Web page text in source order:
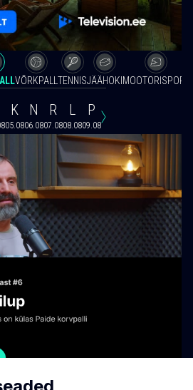
VÕRKPALL TENNISJÄÄHOKI MOOTORISPORT
K
05.08
N
06.08
R
07.08
L
08.08
P
09.08